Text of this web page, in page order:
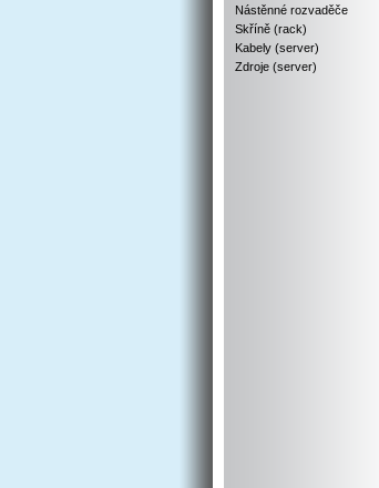
Nástěnné rozvaděče
Skříně (rack)
Kabely (server)
Zdroje (server)